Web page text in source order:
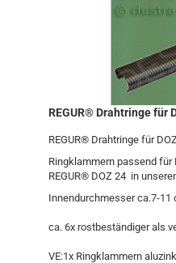
REGUR® Drahtringe für
REGUR® Drahtringe für
Ringklammern passend für
REGUR® DOZ 24 in
Innendurchmesser ca.7-11
ca. 6x rostbeständiger als
VE:1x Ringklammern